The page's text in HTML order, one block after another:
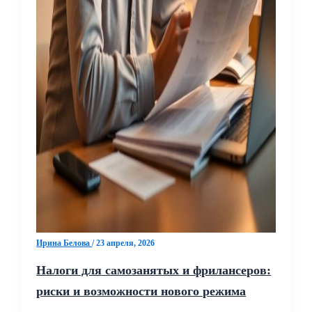
Ирина Белова/23 апреля, 2026
Налоги для самозанятых и фрилансеров:
риски и возможности нового режима